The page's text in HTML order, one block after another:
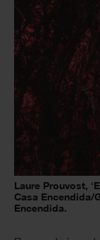
Laure Prouvost,
Casa Encendida/
Encendida.